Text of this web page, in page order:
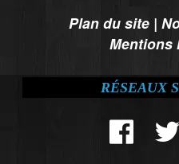
Plan du site |
Mentions
RÉSEAUX